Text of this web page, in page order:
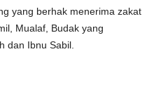
yang berhak menerima zakat
Mualaf, Budak yang
dan Ibnu Sabil.